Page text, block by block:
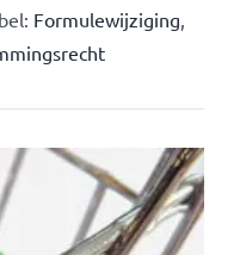
Formulewijziging